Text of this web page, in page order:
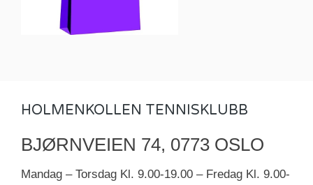
HOLMENKOLLEN TENNISKLUBB
BJØRNVEIEN 74, 0773 OSLO
Mandag – Torsdag Kl. 9.00-19.00 – Fredag Kl. 9.00-